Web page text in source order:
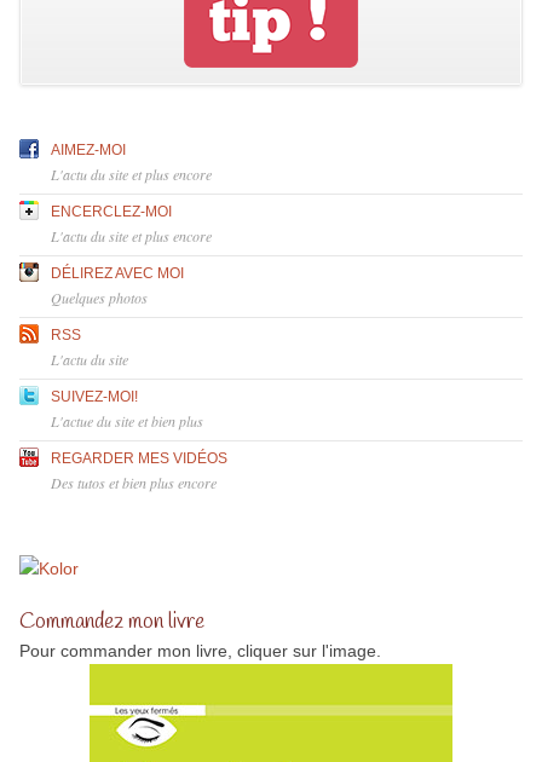
AIMEZ-MOI
L'actu du site et plus encore
ENCERCLEZ-MOI
L'actu du site et plus encore
DÉLIREZ AVEC MOI
Quelques photos
RSS
L'actu du site
SUIVEZ-MOI!
L'actue du site et bien plus
REGARDER MES VIDÉOS
Des tutos et bien plus encore
Commandez mon livre
Pour commander mon livre, cliquer sur l'image.